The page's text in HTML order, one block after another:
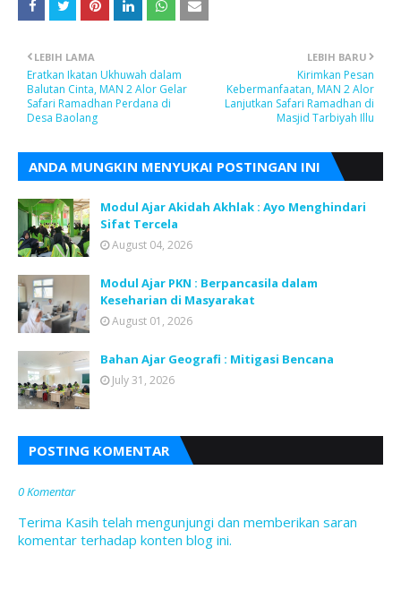
LEBIH BARU
Kirimkan Pesan
Kebermanfaatan, MAN 2 Alor
Lanjutkan Safari Ramadhan di
Masjid Tarbiyah Illu
LEBIH LAMA
Eratkan Ikatan Ukhuwah dalam
Balutan Cinta, MAN 2 Alor Gelar
Safari Ramadhan Perdana di
Desa Baolang
ANDA MUNGKIN MENYUKAI POSTINGAN INI
Modul Ajar Akidah Akhlak : Ayo Menghindari
Sifat Tercela
August 04, 2026
Modul Ajar PKN : Berpancasila dalam
Keseharian di Masyarakat
August 01, 2026
Bahan Ajar Geografi : Mitigasi Bencana
July 31, 2026
POSTING KOMENTAR
0 Komentar
Terima Kasih telah mengunjungi dan memberikan saran
komentar terhadap konten blog ini.